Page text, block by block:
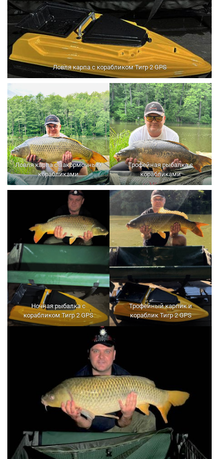
Ловля карпа с корабликом Тигр 2 GPS
Ловля карпа с закормочным
корабликами
Трофейная рыбалка с
корабликами
Ночная рыбалка с
корабликом Тигр 2 GPS
Трофейный карпик и
кораблик Тигр 2 GPS